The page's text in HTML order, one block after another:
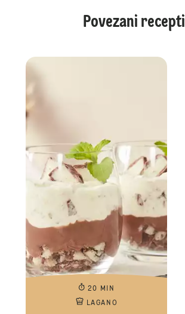
Povezani recepti
20 MIN
LAGANO